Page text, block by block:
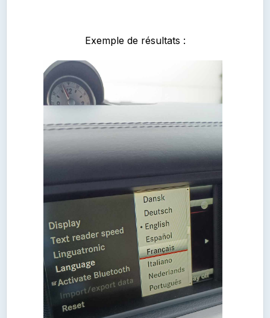
Exemple de résultats :